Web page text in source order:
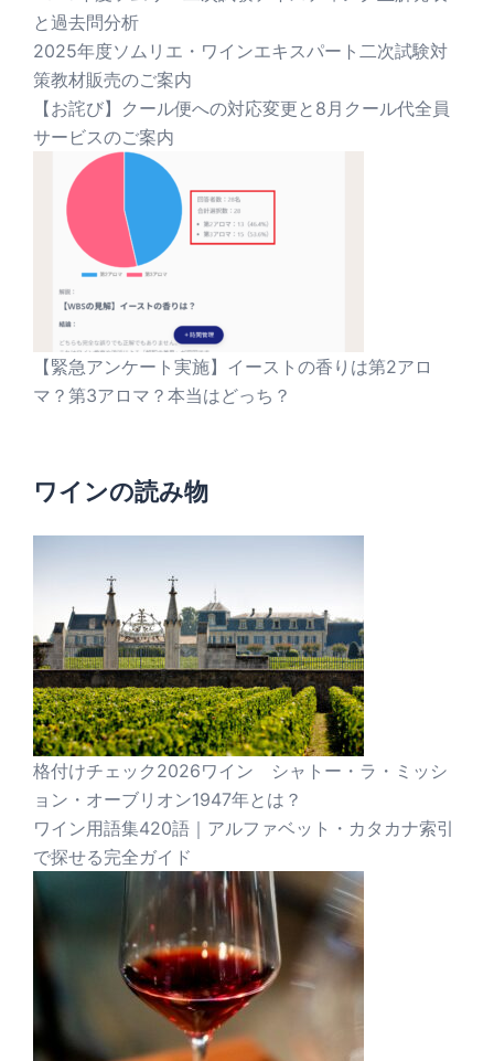
と過去問分析
2025年度ソムリエ・ワインエキスパート二次試験対
策教材販売のご案内
【お詫び】クール便への対応変更と8月クール代全員
サービスのご案内
【緊急アンケート実施】イーストの香りは第2アロ
マ？第3アロマ？本当はどっち？
ワインの読み物
格付けチェック2026ワイン シャトー・ラ・ミッシ
ョン・オーブリオン1947年とは？
ワイン用語集420語｜アルファベット・カタカナ索引
で探せる完全ガイド